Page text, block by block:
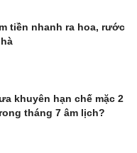
tiền nhanh ra hoa, rước
khuyên hạn chế mặc 2
tháng 7 âm lịch?